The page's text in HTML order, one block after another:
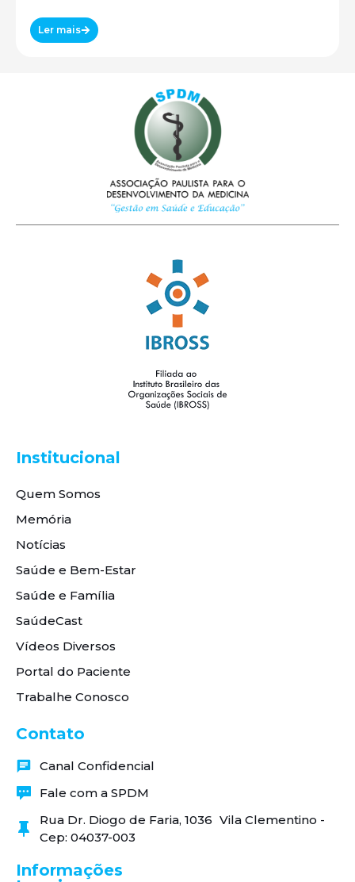
Ler mais
Institucional
Quem Somos
Memória
Notícias
Saúde e Bem-Estar
Saúde e Família
SaúdeCast
Vídeos Diversos
Portal do Paciente
Trabalhe Conosco
Contato
Canal Confidencial
Fale com a SPDM
Rua Dr. Diogo de Faria, 1036 Vila Clementino -
Cep: 04037-003
Informações